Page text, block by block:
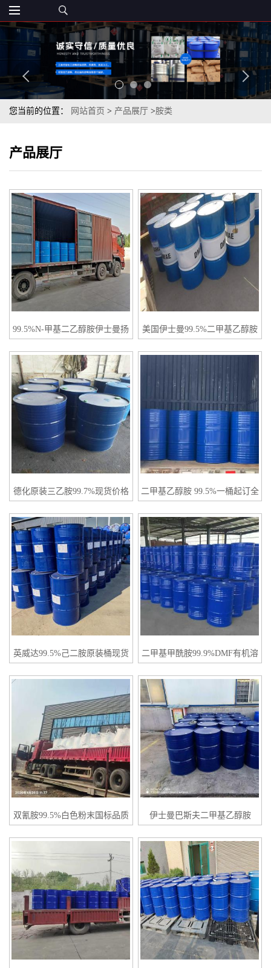
您当前的位置： 网站首页 > 产品展厅 >胺类
产品展厅
99.5%N-甲基二乙醇胺伊士曼扬
美国伊士曼99.5%二甲基乙醇胺
德化原装三乙胺99.7%现货价格
二甲基乙醇胺 99.5%一桶起订全
英威达99.5%己二胺原装桶现货
二甲基甲酰胺99.9%DMF有机溶
双氰胺99.5%白色粉末国标品质
伊士曼巴斯夫二甲基乙醇胺